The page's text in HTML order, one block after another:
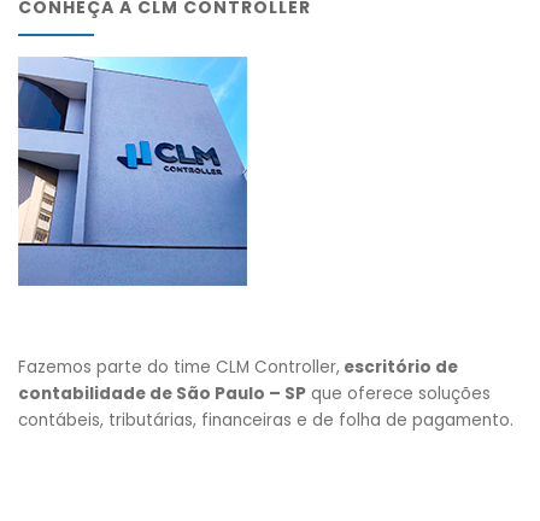
CONHEÇA A CLM CONTROLLER
Fazemos parte do time CLM Controller, escritório de
contabilidade de São Paulo – SP que oferece soluções
contábeis, tributárias, financeiras e de folha de pagamento.